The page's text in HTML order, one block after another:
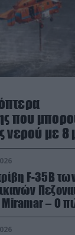
που
νερού με
F-35B
– Ο